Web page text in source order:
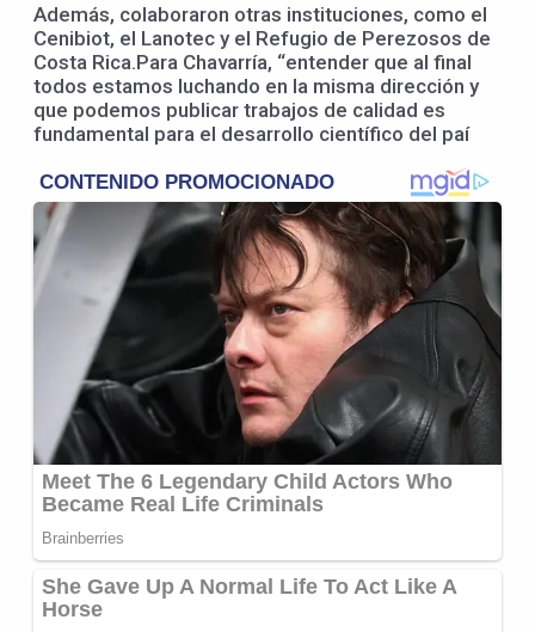
Además, colaboraron otras instituciones, como el
Cenibiot, el Lanotec y el Refugio de Perezosos de
Costa Rica.Para Chavarría, “entender que al final
todos estamos luchando en la misma dirección y
que podemos publicar trabajos de calidad es
fundamental para el desarrollo científico del paí